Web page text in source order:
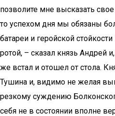
позволите мне высказать
то успехом дня мы обязаны
батареи и геройской
ротой, – сказал князь Андрей
же встал и отошел от стола.
Тушина и, видимо не желая
резкому суждению
себя не в состоянии вполне